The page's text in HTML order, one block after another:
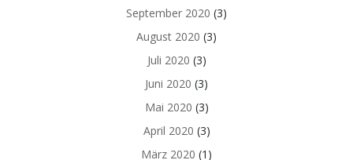
September 2020 (3)
August 2020 (3)
Juli 2020 (3)
Juni 2020 (3)
Mai 2020 (3)
April 2020 (3)
März 2020 (1)